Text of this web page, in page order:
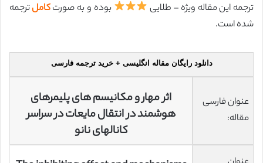
ترجمه این مقاله ویژه – طلایی
بوده و به صورتکاملترجمه
شده است.
دانلود رایگان مقاله انگلیسی + خرید ترجمه فارسی
عنوان فارسی
مقاله:
اثر مهار و مکانیسم های پلیمرهای
هوشمند در انتقال مایعات در سراسر
کانالهای نانو